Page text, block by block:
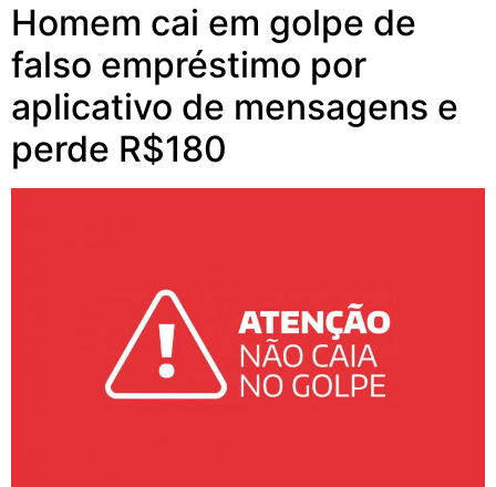
Homem cai em golpe de
falso empréstimo por
aplicativo de mensagens e
perde R$180